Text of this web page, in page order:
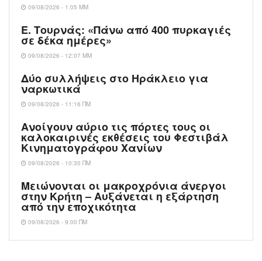
09/08/2026 - 1:05 ΜΜ
Ε. Τουρνάς: «Πάνω από 400 πυρκαγιές
σε δέκα ημέρες»
09/08/2026 - 12:07 ΜΜ
Δύο συλλήψεις στο Ηράκλειο για
ναρκωτικά
09/08/2026 - 11:16 ΠΜ
Ανοίγουν αύριο τις πόρτες τους οι
καλοκαιρινές εκθέσεις του Φεστιβάλ
Κινηματογράφου Χανίων
09/08/2026 - 10:30 ΠΜ
Μειώνονται οι μακροχρόνια άνεργοι
στην Κρήτη – Αυξάνεται η εξάρτηση
από την εποχικότητα
09/08/2026 - 9:00 ΠΜ